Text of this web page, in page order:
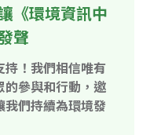
《環境資訊中
聲
持！我們相信唯有
的參與和行動，邀
我們持續為環境發